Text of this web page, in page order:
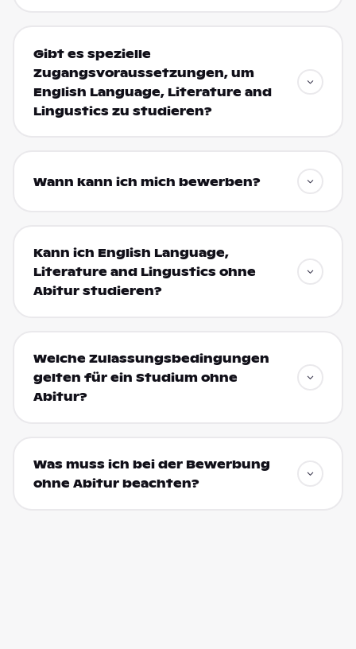
Gibt es spezielle
Zugangsvoraussetzungen, um
English Language, Literature and
Lingustics zu studieren?
Wann kann ich mich bewerben?
Kann ich English Language,
Literature and Lingustics ohne
Abitur studieren?
Welche Zulassungsbedingungen
gelten für ein Studium ohne
Abitur?
Was muss ich bei der Bewerbung
ohne Abitur beachten?